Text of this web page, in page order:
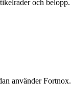
och belopp.
använder Fortnox.